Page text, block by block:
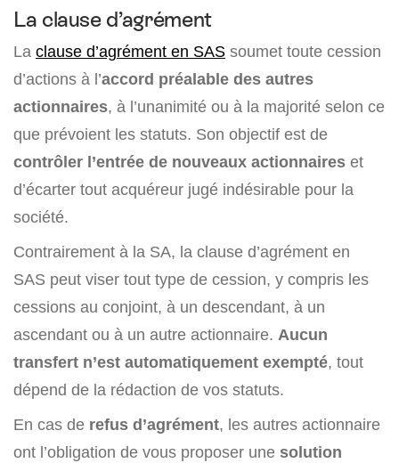
La clause d’agrément
La clause d’agrément en SAS soumet toute cession
d’actions à l’accord préalable des autres
actionnaires, à l’unanimité ou à la majorité selon ce
que prévoient les statuts. Son objectif est de
contrôler l’entrée de nouveaux actionnaires et
d’écarter tout acquéreur jugé indésirable pour la
société.
Contrairement à la SA, la clause d’agrément en
SAS peut viser tout type de cession, y compris les
cessions au conjoint, à un descendant, à un
ascendant ou à un autre actionnaire. Aucun
transfert n’est automatiquement exempté, tout
dépend de la rédaction de vos statuts.
En cas de refus d’agrément, les autres actionnaire
ont l’obligation de vous proposer une solution